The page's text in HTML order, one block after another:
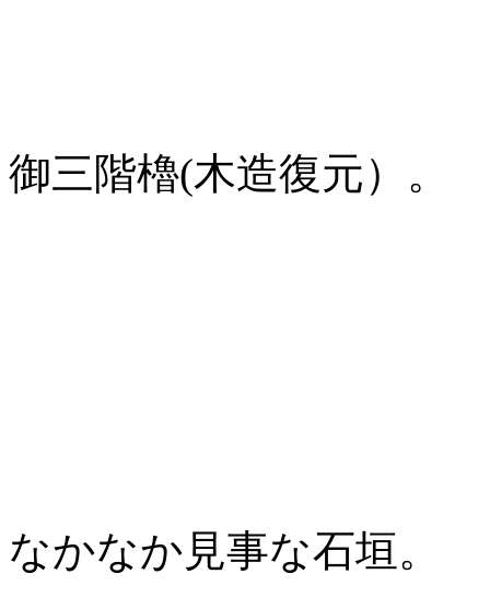
御三階櫓(木造復元）。
なかなか見事な石垣。